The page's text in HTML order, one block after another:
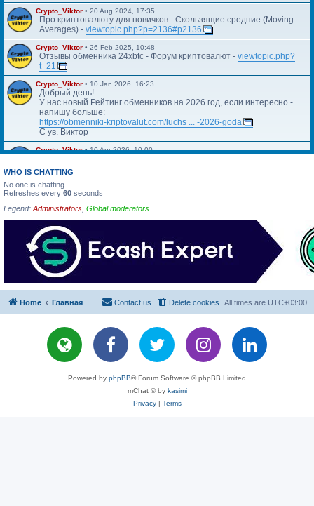
Crypto_Viktor • 20 Aug 2024, 17:35
Про криптовалюту для новичков - Скользящие средние (Moving
Averages) - viewtopic.php?p=2136#p2136
Crypto_Viktor • 26 Feb 2025, 10:48
Отзывы обменника 24xbtc - Форум криптовалют - viewtopic.php?
t=21
Crypto_Viktor • 10 Jan 2026, 16:23
Добрый день!
У нас новый Рейтинг обменников на 2026 год, если интересно -
напишу больше:
https://obmenniki-kriptovalut.com/luchs ... -2026-goda
С ув. Виктор
Crypto_Viktor•10 Apr 2026, 10:00
WHO IS CHATTING
No one is chatting
Refreshes every 60 seconds
Legend: Administrators Global moderators
Home Главная All times are UTC+03:00
Delete cookies
Contact us
Powered by phpBB® Forum Software © phpBB Limited
mChat © by kasimi
Privacy| Terms